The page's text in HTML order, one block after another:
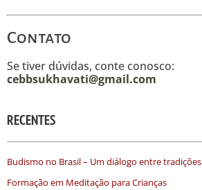
Contato
Se tiver dúvidas, conte conosco:
cebbsukhavati@gmail.com
RECENTES
Budismo no Brasil – Um diálogo entre tradições
Formação em Meditação para Crianças